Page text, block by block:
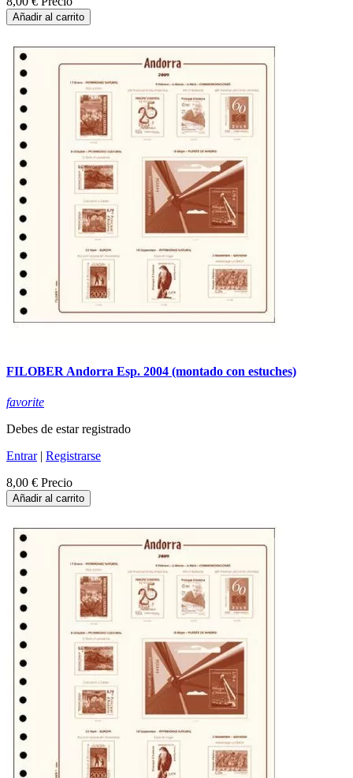
Añadir al carrito
FILOBER Andorra Esp. 2004 (montado con estuches)
favorite
Debes de estar registrado
Entrar| Registrarse
8,00 € Precio
Añadir al carrito